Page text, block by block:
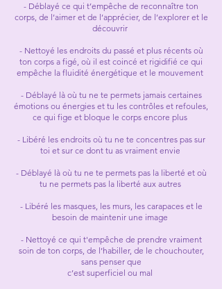
- Déblayé ce qui t’empêche de reconnaître ton
corps, de l’aimer et de l’apprécier, de l’explorer et le
découvrir
- Nettoyé les endroits du passé et plus récents où
ton corps a figé, où il est coincé et rigidifié ce qui
empêche la fluidité énergétique et le mouvement
- Déblayé là où tu ne te permets jamais certaines
émotions ou énergies et tu les contrôles et refoules,
ce qui fige et bloque le corps encore plus
- Libéré les endroits où tu ne te concentres pas sur
toi et sur ce dont tu as vraiment envie
- Déblayé là où tu ne te permets pas la liberté et où
tu ne permets pas la liberté aux autres
- Libéré les masques, les murs, les carapaces et le
besoin de maintenir une image
- Nettoyé ce qui t'empêche de prendre vraiment
soin de ton corps, de l’habiller, de le chouchouter,
sans penser que
c’est superficiel ou mal